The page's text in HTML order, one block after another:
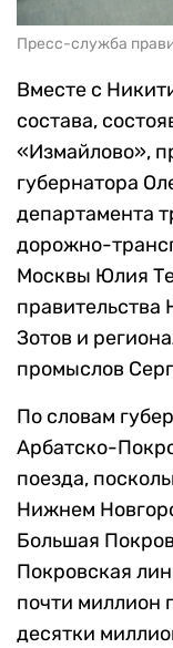
Пресс-служба
Вместе с
состава,
«Измайлово»,
губернатора
департамента
дорожно-
Москвы Юлия
правительства
Зотов и
промыслов
По словам
Арбатско-
поезда,
Нижнем
Большая
Покровская
почти миллион
десятки